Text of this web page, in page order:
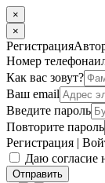
×
×
Регистрация
Номер телефона
Как вас зовут?
Ваш email
Введите пароль
Повторите пароль
Регистрация |
Даю согласие
Отправить